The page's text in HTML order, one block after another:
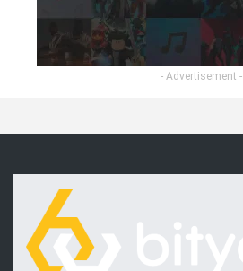
- Advertisement -